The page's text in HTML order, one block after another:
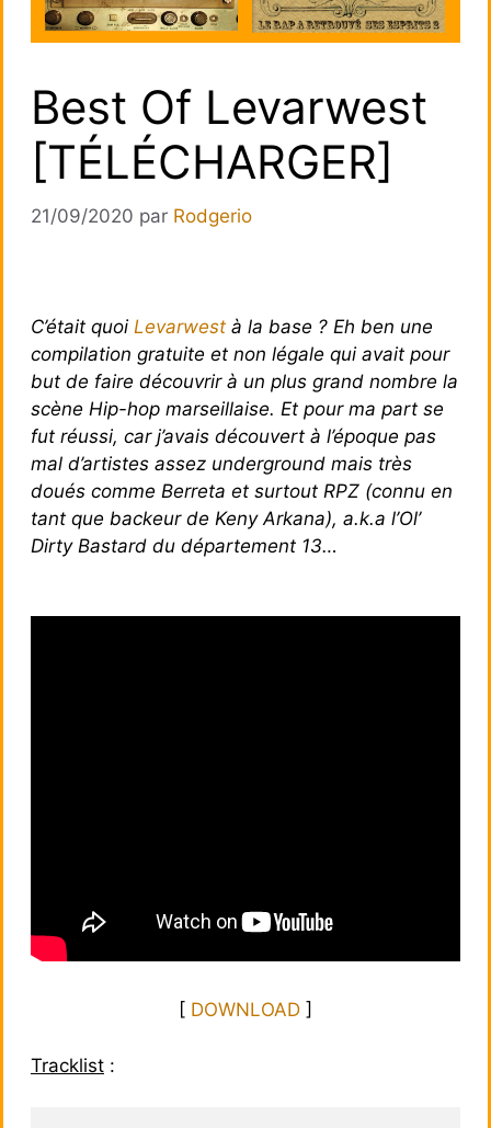
Best Of Levarwest
[TÉLÉCHARGER]
21/09/2020 par Rodgerio
C’était quoi Levarwest à la base ? Eh ben une
compilation gratuite et non légale qui avait pour
but de faire découvrir à un plus grand nombre la
scène Hip-hop marseillaise. Et pour ma part se
fut réussi, car j’avais découvert à l’époque pas
mal d’artistes assez underground mais très
doués comme Berreta et surtout RPZ (connu en
tant que backeur de Keny Arkana), a.k.a l’Ol’
Dirty Bastard du département 13…
[ DOWNLOAD ]
Tracklist :